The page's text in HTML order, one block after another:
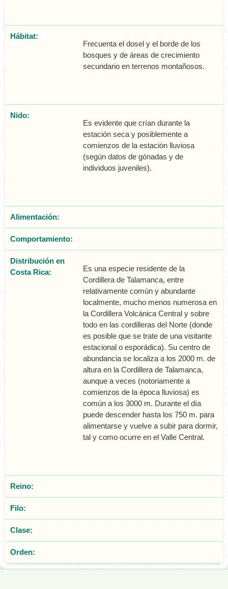
Hábitat:
Frecuenta el dosel y el borde de los
bosques y de áreas de crecimiento
secundario en terrenos montañosos.
Nido:
Es evidente que crí­an durante la
estación seca y posiblemente a
comienzos de la estación lluviosa
(según datos de gónadas y de
individuos juveniles).
Alimentación:
Comportamiento:
Distribución en
Costa Rica:
Es una especie residente de la
Cordillera de Talamanca, entre
relativamente común y abundante
localmente, mucho menos numerosa en
la Cordillera Volcánica Central y sobre
todo en las cordilleras del Norte (donde
es posible que se trate de una visitante
estacional o esporádica). Su centro de
abundancia se localiza a los 2000 m. de
altura en la Cordillera de Talamanca,
aunque a veces (notoriamente a
comienzos de la época lluviosa) es
común a los 3000 m. Durante el día
puede descender hasta los 750 m. para
alimentarse y vuelve a subir para dormir,
tal y como ocurre en el Valle Central.
Reino:
Filo:
Clase:
Orden: